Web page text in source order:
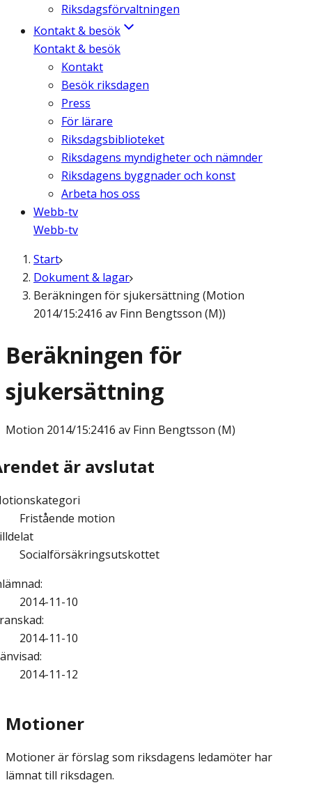
Riksdagsförvaltningen
Kontakt & besök
Kontakt & besök
Kontakt
Besök riksdagen
Press
För lärare
Riksdagsbiblioteket
Riksdagens myndigheter och nämnder
Riksdagens byggnader och konst
Arbeta hos oss
Webb-tv
Webb-tv
Start
Dokument & lagar
Beräkningen för sjukersättning (Motion
2014/15:2416 av Finn Bengtsson (M))
Beräkningen för
sjukersättning
Motion 2014/15:2416 av Finn Bengtsson (M)
är avslutat
Fristående motion
Socialförsäkringsutskottet
:
2014-11-10
:
2014-11-10
:
2014-11-12
Motioner
Motioner är förslag som riksdagens ledamöter har
lämnat till riksdagen.